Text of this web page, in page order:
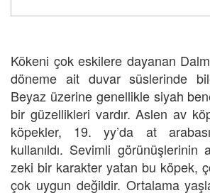
Kökeni çok eskilere dayanan
döneme ait duvar süslerinde
Beyaz üzerine genellikle siyah
bir güzellikleri vardır. Aslen av
köpekler, 19. yy’da at
kullanıldı. Sevimli görünüşlerinin
zeki bir karakter yatan bu köpek,
çok uygun değildir. Ortalama